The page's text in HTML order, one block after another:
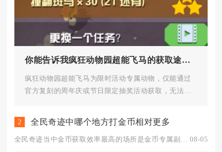
你能告诉我疯狂动物园超能飞马的获取途径吗
疯狂动物园超能飞马为限时活动专属动物，仅能通过
官方复刻的周年庆或节日限定抽奖活动获取，无法通
2 全民奇迹中哪个地方打金币相对更多
08-05